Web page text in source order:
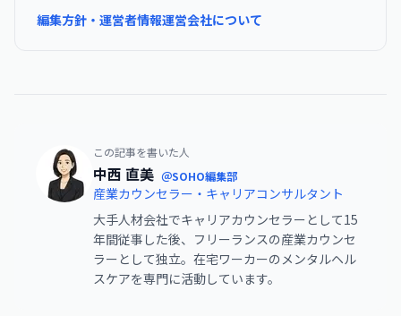
編集方針・運営者情報運営会社について
この記事を書いた人
中西 直美 ＠SOHO編集部
産業カウンセラー・キャリアコンサルタント
大手人材会社でキャリアカウンセラーとして15
年間従事した後、フリーランスの産業カウンセ
ラーとして独立。在宅ワーカーのメンタルヘル
スケアを専門に活動しています。